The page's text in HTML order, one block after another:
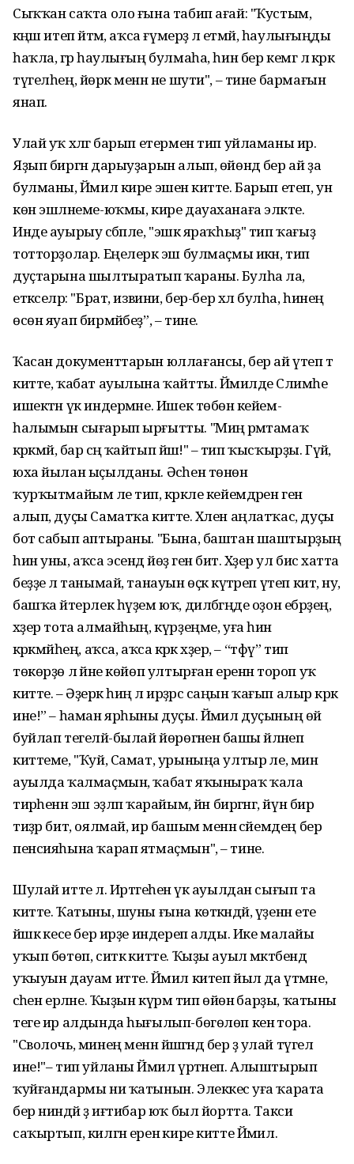
Сыҡҡан саҡта оло ғына табип ағай: "Ҡустым,
кәңәш итеп әйтәм, аҡса ғүмерҙә лә етмәй, һаулығыңды
һаҡла, әгәр һаулығың булмаһа, һин бер кемгә лә кәрәк
түгелһең, йөрәк менән не шути", – тине бармағын
янап.
Улай уҡ хәлгә барып етермен тип уйламаны ир.
Яҙып биргән дарыуҙарын алып, өйөндә бер ай ҙа
булманы, Йәмил кире эшенә китте. Барып етеп, ун
көн эшләнеме-юҡмы, кире дауаханаға эләкте.
Инде ауырыу сәбәпле, "эшкә яраҡһыҙ" тип ҡағыҙ
тотторҙолар. Еңелерәк эш булмаҫмы икән, тип
дуҫтарына шылтыратып ҡараны. Булһа ла,
етәкселәр: "Брат, извини, бер-бер хәл булһа, һинең
өсөн яуап бирмәйбеҙ”, – тине.
Ҡасан документтарын юллағансы, бер ай үтеп тә
китте, ҡабат ауылына ҡайтты. Йәмилде Сәлимәһе
ишектән үк индермәне. Ишек төбөнә кейем-
һалымын сығарып ырғытты. "Миңә әрәмтамаҡ
кәрәкмәй, бар әсәңә ҡайтып йәшә!" – тип ҡысҡырҙы. Гүйә,
юха йылан ыҫылданы. Әсәһен төнөн
ҡурҡытмайым әле тип, кәрәкле кейемдәрен генә
алып, дуҫы Саматҡа китте. Хәлен аңлатҡас, дуҫы
бот сабып аптыраны. "Бына, баштан шаштырҙың
һин уны, аҡса эсендә йөҙә генә бит. Хәҙер ул бисә хатта
беҙҙе лә танымай, танауын өҫкә күтәреп үтеп китә, ну,
башҡа әйтерлек һүҙем юҡ, дилбәгәңде оҙон ебәрҙең,
хәҙер тота алмайһың, күрҙеңме, уға һин
кәрәкмәйһең, аҡса, аҡса кәрәк хәҙер, – “тфү” тип
төкөрҙө лә йәне көйөп ултырған еренән тороп уҡ
китте. – Әҙерәк һиңә лә ирҙәрсә саңын ҡағып алыр кәрәк
ине!” – һаман ярһыны дуҫы. Йәмил дуҫының өй
буйлап тегеләй-былай йөрөгәненә башы әйләнеп
киттеме, "Ҡуй, Самат, урыныңа ултыр әле, мин
ауылда ҡалмаҫмын, ҡабат яҡыныраҡ ҡала
тирәһенән эш эҙләп ҡарайым, йән биргәнгә, йүн бирә
тиҙәр бит, оялмай, ир башым менән әсәйемдең бер
пенсияһына ҡарап ятмаҫмын", – тине.
Шулай итте лә. Иртәгеһенә үк ауылдан сығып та
китте. Ҡатыны, шуны ғына көткәндәй, үҙенән ете
йәшкә кесе бер ирҙе индереп алды. Ике малайы
уҡып бөтөп, ситкә китте. Ҡыҙы ауыл мәктәбендә
уҡыуын дауам итте. Йәмил китеп йыл да үтмәне,
әсәһен ерләне. Ҡыҙын күрәм тип өйөнә барҙы, ҡатыны
теге ир алдында һығылып-бөгөлөп кенә тора.
"Сволочь, минең менән йәшәгәндә бер ҙә улай түгел
ине!"– тип уйланы Йәмил үртәнеп. Алыштырып
ҡуйғандармы ни ҡатынын. Элеккесә уға ҡарата
бер ниндәй ҙә иғтибар юҡ был йортта. Такси
саҡыртып, килгән еренә кире китте Йәмил.